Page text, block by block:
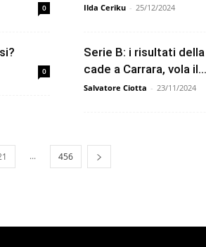
0 Ilda Ceriku - 25/12/2024
0
Serie B: i risultati
cade a Carrara, vola il...
Salvatore Ciotta - 23/11/2024
... 456